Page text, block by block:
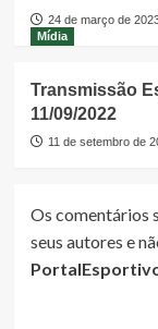
24 de março de
Mídia
Transmissão
11/09/2022
11 de setembro de
Os comentários
seus autores e